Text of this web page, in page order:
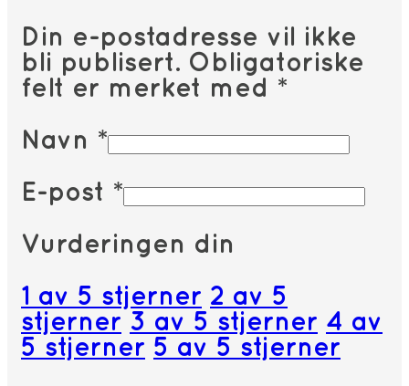
Din e-postadresse vil ikke
bli publisert. Obligatoriske
felt er merket med *
Navn *
E-post *
Vurderingen din
1 av 5 stjerner 2 av 5
stjerner 3 av 5 stjerner 4 av
5 stjerner 5 av 5 stjerner